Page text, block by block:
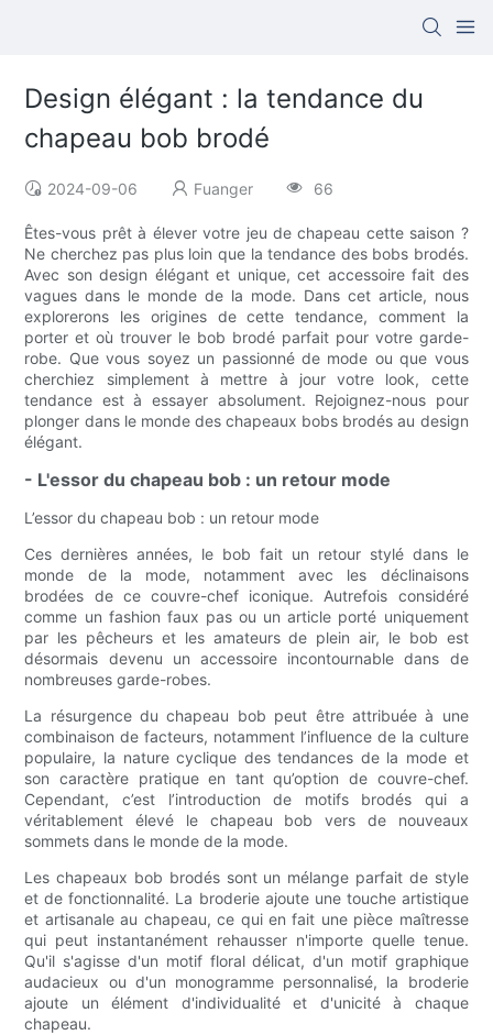
Design élégant : la tendance du
chapeau bob brodé
2024-09-06 Fuanger 66
Êtes-vous prêt à élever votre jeu de chapeau cette saison ?
Ne cherchez pas plus loin que la tendance des bobs brodés.
Avec son design élégant et unique, cet accessoire fait des
vagues dans le monde de la mode. Dans cet article, nous
explorerons les origines de cette tendance, comment la
porter et où trouver le bob brodé parfait pour votre garde-
robe. Que vous soyez un passionné de mode ou que vous
cherchiez simplement à mettre à jour votre look, cette
tendance est à essayer absolument. Rejoignez-nous pour
plonger dans le monde des chapeaux bobs brodés au design
élégant.
- L'essor du chapeau bob : un retour mode
L’essor du chapeau bob : un retour mode
Ces dernières années, le bob fait un retour stylé dans le
monde de la mode, notamment avec les déclinaisons
brodées de ce couvre-chef iconique. Autrefois considéré
comme un fashion faux pas ou un article porté uniquement
par les pêcheurs et les amateurs de plein air, le bob est
désormais devenu un accessoire incontournable dans de
nombreuses garde-robes.
La résurgence du chapeau bob peut être attribuée à une
combinaison de facteurs, notamment l’influence de la culture
populaire, la nature cyclique des tendances de la mode et
son caractère pratique en tant qu’option de couvre-chef.
Cependant, c’est l’introduction de motifs brodés qui a
véritablement élevé le chapeau bob vers de nouveaux
sommets dans le monde de la mode.
Les chapeaux bob brodés sont un mélange parfait de style
et de fonctionnalité. La broderie ajoute une touche artistique
et artisanale au chapeau, ce qui en fait une pièce maîtresse
qui peut instantanément rehausser n'importe quelle tenue.
Qu'il s'agisse d'un motif floral délicat, d'un motif graphique
audacieux ou d'un monogramme personnalisé, la broderie
ajoute un élément d'individualité et d'unicité à chaque
chapeau.